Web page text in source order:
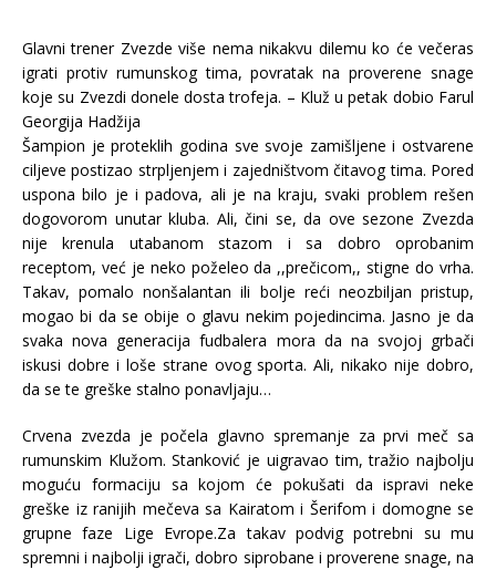
Glavni trener Zvezde više nema nikakvu dilemu ko će večeras
igrati protiv rumunskog tima, povratak na proverene snage
koje su Zvezdi donele dosta trofeja. – Kluž u petak dobio Farul
Georgija Hadžija
Šampion je proteklih godina sve svoje zamišljene i ostvarene
ciljeve postizao strpljenjem i zajedništvom čitavog tima. Pored
uspona bilo je i padova, ali je na kraju, svaki problem rešen
dogovorom unutar kluba. Ali, čini se, da ove sezone Zvezda
nije krenula utabanom stazom i sa dobro oprobanim
receptom, već je neko poželeo da ,,prečicom,, stigne do vrha.
Takav, pomalo nonšalantan ili bolje reći neozbiljan pristup,
mogao bi da se obije o glavu nekim pojedincima. Jasno je da
svaka nova generacija fudbalera mora da na svojoj grbači
iskusi dobre i loše strane ovog sporta. Ali, nikako nije dobro,
da se te greške stalno ponavljaju…
Crvena zvezda je počela glavno spremanje za prvi meč sa
rumunskim Klužom. Stanković je uigravao tim, tražio najbolju
moguću formaciju sa kojom će pokušati da ispravi neke
greške iz ranijih mečeva sa Kairatom i Šerifom i domogne se
grupne faze Lige Evrope.Za takav podvig potrebni su mu
spremni i najbolji igrači, dobro siprobane i proverene snage, na